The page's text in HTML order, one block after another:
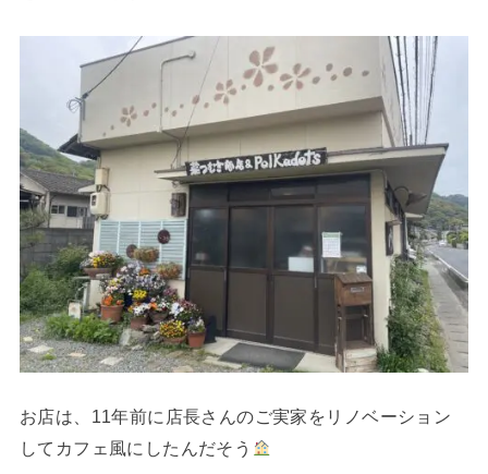
お店は、11年前に店長さんのご実家をリノベーション
してカフェ風にしたんだそう